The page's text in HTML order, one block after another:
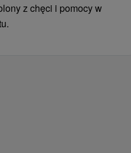
z chęci i pomocy w